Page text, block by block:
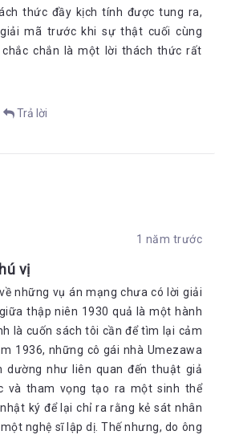
thức đầy kịch tính được tung ra,
mã trước khi sự thật cuối cùng
chắn là một lời thách thức rất
Trả lời
1 năm trước
vị
những vụ án mạng chưa có lời giải
thập niên 1930 quả là một hành
là cuốn sách tôi cần để tìm lại cảm
1936, những cô gái nhà Umezawa
dường như liên quan đến thuật giả
và tham vọng tạo ra một sinh thể
ký để lại chỉ ra rằng kẻ sát nhân
nghệ sĩ lập dị. Thế nhưng, do ông